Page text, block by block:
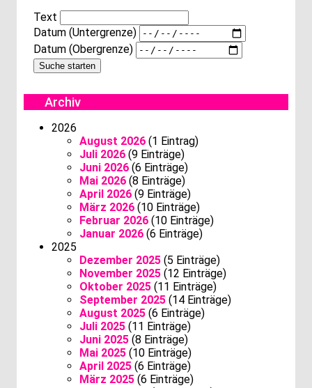
Text
Datum (Untergrenze)
Datum (Obergrenze)
Archiv
2026
August 2026 (1 Eintrag)
Juli 2026 (9 Einträge)
Juni 2026 (6 Einträge)
Mai 2026 (8 Einträge)
April 2026 (9 Einträge)
März 2026 (10 Einträge)
Februar 2026 (10 Einträge)
Januar 2026 (6 Einträge)
2025
Dezember 2025 (5 Einträge)
November 2025 (12 Einträge)
Oktober 2025 (11 Einträge)
September 2025 (14 Einträge)
August 2025 (6 Einträge)
Juli 2025 (11 Einträge)
Juni 2025 (8 Einträge)
Mai 2025 (10 Einträge)
April 2025 (6 Einträge)
März 2025 (6 Einträge)